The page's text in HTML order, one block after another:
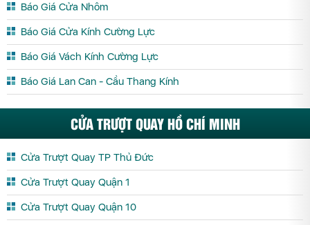
Báo Giá Cửa Nhôm
Báo Giá Cửa Kính Cường Lực
Báo Giá Vách Kính Cường Lực
Báo Giá Lan Can - Cầu Thang Kính
CỬA TRƯỢT QUAY HỒ CHÍ MINH
Cửa Trượt Quay TP Thủ Đức
Cửa Trượt Quay Quận 1
Cửa Trượt Quay Quận 10